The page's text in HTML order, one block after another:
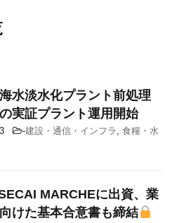
水淡水化プラント前処理
実証プラント運用開始
-建設・通信・インフラ 食糧・水
MARCHEに出資、業
けた基本合意書も締結